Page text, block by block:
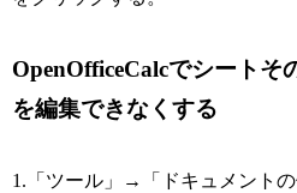
OpenOfficeCalcでシートそ
を編集できなくする
1.「ツール」→「ドキュメントの